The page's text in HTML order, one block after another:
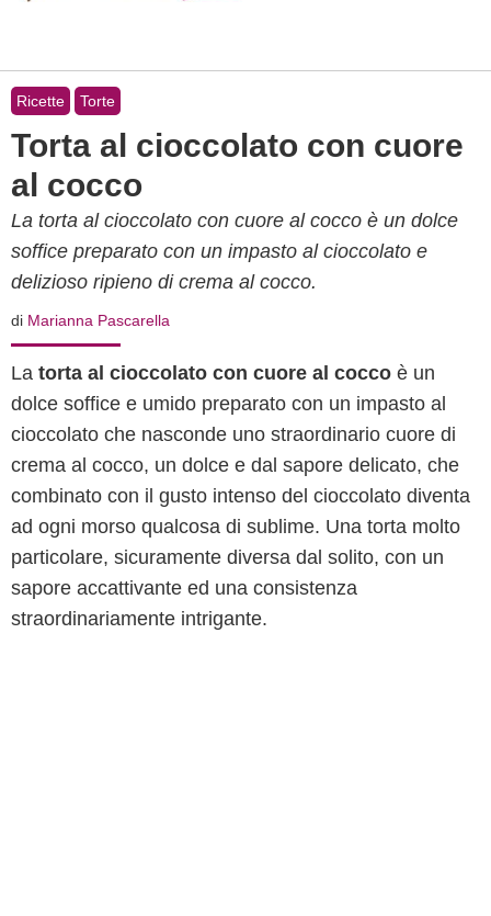
Ricette Torte
Torta al cioccolato con cuore
al cocco
La torta al cioccolato con cuore al cocco è un dolce
soffice preparato con un impasto al cioccolato e
delizioso ripieno di crema al cocco.
di Marianna Pascarella
La torta al cioccolato con cuore al cocco è un
dolce soffice e umido preparato con un impasto al
cioccolato che nasconde uno straordinario cuore di
crema al cocco, un dolce e dal sapore delicato, che
combinato con il gusto intenso del cioccolato diventa
ad ogni morso qualcosa di sublime. Una torta molto
particolare, sicuramente diversa dal solito, con un
sapore accattivante ed una consistenza
straordinariamente intrigante.